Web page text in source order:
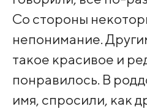
Со стороны
непонимание.
такое красивое и
понравилось. В
имя, спросили, как